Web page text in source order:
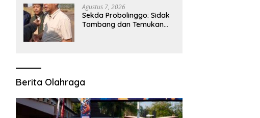
Ikan Berjalan Baik
Agustus 7, 2026
Sekda Probolinggo: Sidak
Tambang dan Temukan
Berita Olahraga